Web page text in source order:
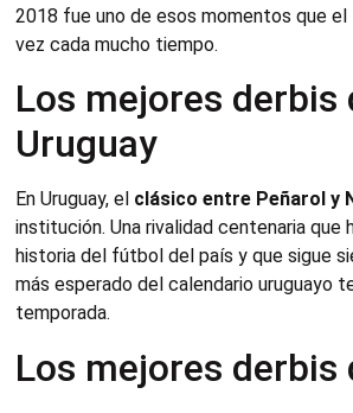
2018 fue uno de esos momentos que
vez cada mucho tiempo.
Los mejores derbis
Uruguay
En Uruguay, el clásico entre Peñarol y
institución. Una rivalidad centenaria que
historia del fútbol del país y que sigue
más esperado del calendario uruguayo
temporada.
Los mejores derbis